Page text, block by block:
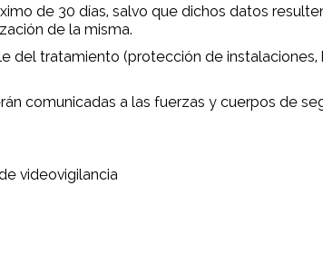
de 30 días, salvo que dichos datos
de la misma.
del tratamiento (protección de instalaciones,
comunicadas a las fuerzas y cuerpos de
videovigilancia